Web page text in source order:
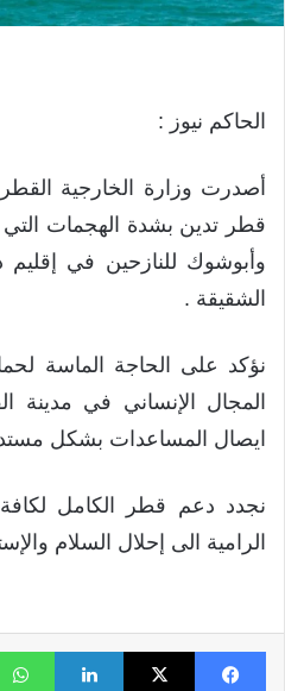
الحاكم نيوز :
أصدرت وزارة الخارجية
قطر تدين بشدة الهجمات
وأبوشوك للنازحين في إقليم
الشقيقة .
نؤكد على الحاجة الماسة
المجال الإنساني في مدينة
ايصال المساعدات بشكل
نجدد دعم قطر الكامل لكافة
الرامية الى إحلال السلام
فيسبوك X لينكدإن